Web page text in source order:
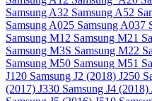
Samsung A32 Samsung A52
Samsung A025 Samsung A037
Samsung M12 Samsung M21
Samsung M3S Samsung M22
Samsung M50 Samsung M51
J120 Samsung J2 (2018) J250
(2017) J330 Samsung J4 (2018)